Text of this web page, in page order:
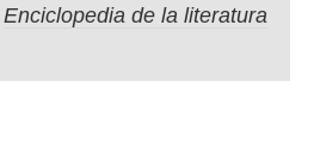
Enciclopedia de la literatura